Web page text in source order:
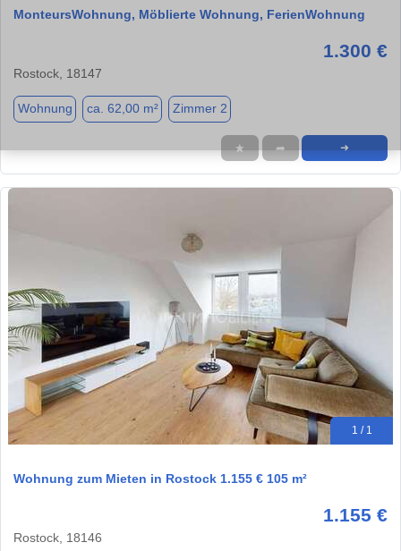
MonteursWohnung, Möblierte Wohnung, FerienWohnung
1.300 €
Rostock, 18147
Wohnung ca. 62,00 m² Zimmer 2
★ ➦ ➜
1 / 1
Wohnung zum Mieten in Rostock 1.155 € 105 m²
1.155 €
Rostock, 18146